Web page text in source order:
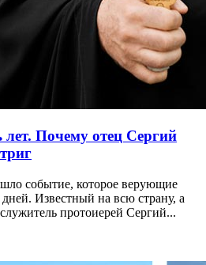
Почему отец Сергий
событие, которое верующие
Известный на всю страну, а
протоиерей Сергий...